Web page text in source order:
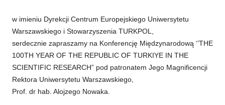
w imieniu Dyrekcji Centrum Europejskiego Uniwersytetu
Warszawskiego i Stowarzyszenia TURKPOL,
serdecznie zapraszamy na Konferencję Międzynarodową ‘’THE
100TH YEAR OF THE REPUBLIC OF TURKIYE IN THE
SCIENTIFIC RESEARCH” pod patronatem Jego Magnificencji
Rektora Uniwersytetu Warszawskiego,
Prof. dr hab. Alojzego Nowaka.